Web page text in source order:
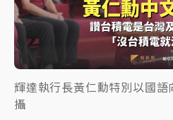
輝達執行長黃仁勳特別以國語
攝